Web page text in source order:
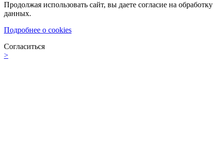
Продолжая использовать сайт, вы даете согласие на обработку
данных.
Подробнее о cookies
Согласиться
>